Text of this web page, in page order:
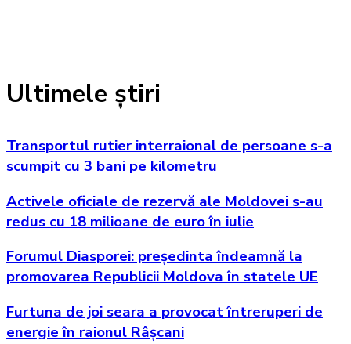
Ultimele știri
Transportul rutier interraional de persoane s-a
scumpit cu 3 bani pe kilometru
Activele oficiale de rezervă ale Moldovei s-au
redus cu 18 milioane de euro în iulie
Forumul Diasporei: președinta îndeamnă la
promovarea Republicii Moldova în statele UE
Furtuna de joi seara a provocat întreruperi de
energie în raionul Râșcani